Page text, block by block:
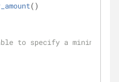
( )
to specify a minimum